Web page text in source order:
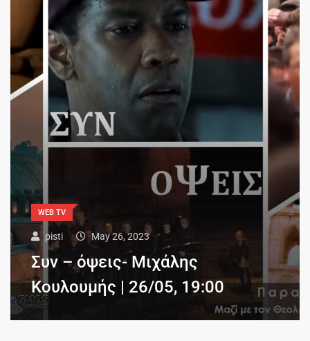
WEB TV
pisti May 26, 2023
Συν – όψεις- Μιχάλης
Κουλουμής | 26/05, 19:00